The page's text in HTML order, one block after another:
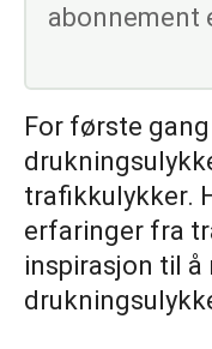
abonnement
For første
trafikkulykker.
erfaringer fra
inspirasjon til